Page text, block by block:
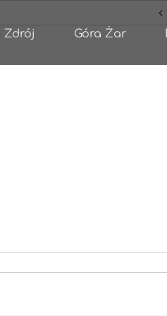
Zdrój Góra Żar